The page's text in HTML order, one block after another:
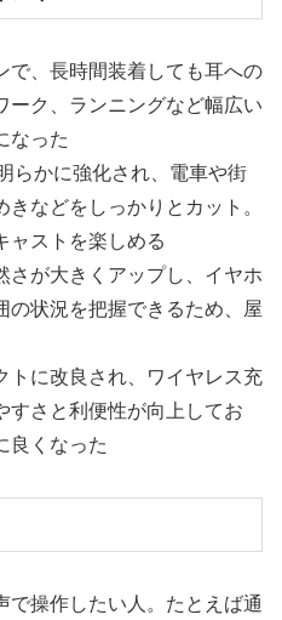
で、長時間装着しても耳への
ーク、ランニングなど幅広い
なった
らかに強化され、電車や街
などをしっかりとカット。
ャストを楽しめる
さが大きくアップし、イヤホ
の状況を把握できるため、屋
トに改良され、ワイヤレス充
すさと利便性が向上してお
良くなった
で操作したい人。たとえば通